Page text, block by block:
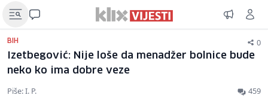
BIH 0
Izetbegović: Nije loše da menadžer bolnice bude
neko ko ima dobre veze
Piše: I. P. 459